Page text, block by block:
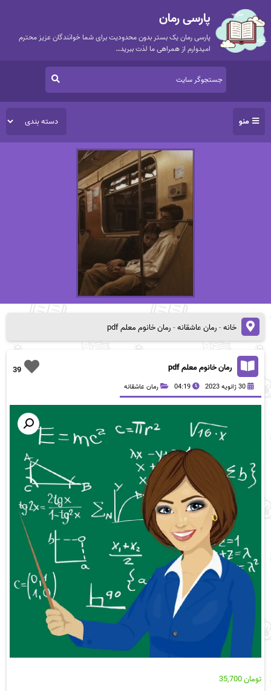
پارسی رمان
پارسی رمان یک بستر بدون محدودیت برای شما خوانندگان عزیز محترم
امیدوارم از همراهی ما لذت ببرید…
منو
خانه-رمان عاشقانه-رمان خانوم معلم pdf
39 رمان خانوم معلم pdf
30 ژانویه 2023 04:19 رمان عاشقانه
تومان35,700